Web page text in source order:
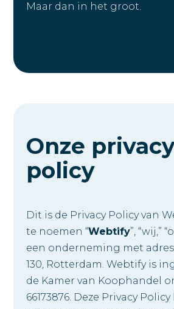
Maar dan in het groot.
Onze
policy
Dit is de Privacy Policy van
te noemen “Webtify”, “wij,”
een onderneming met
130, Rotterdam. Webtify is
de Kamer van Koophandel
66173876. Deze Privacy